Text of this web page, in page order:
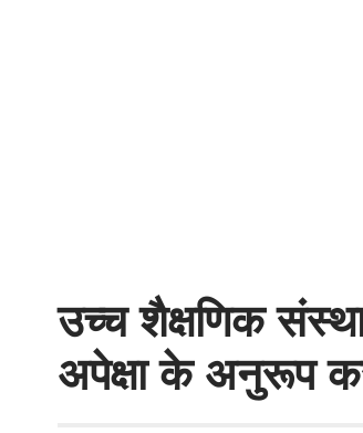
उच्च शैक्षणिक
अपेक्षा के अनुरूप